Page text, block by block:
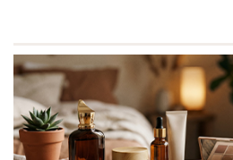
Shop Apotheke
ABOUT YOU
BALDUR